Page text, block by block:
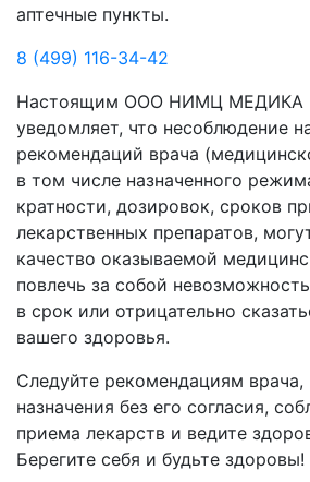
аптечные пункты.
8 (499) 116-34-42
Настоящим ООО НИМЦ МЕДИКА
уведомляет, что несоблюдение
рекомендаций врача
в том числе назначенного
кратности, дозировок, сроков
лекарственных препаратов,
качество оказываемой
повлечь за собой
в срок или отрицательно
вашего здоровья.
Следуйте рекомендациям врача,
назначения без его согласия,
приема лекарств и ведите
Берегите себя и будьте здоровы!